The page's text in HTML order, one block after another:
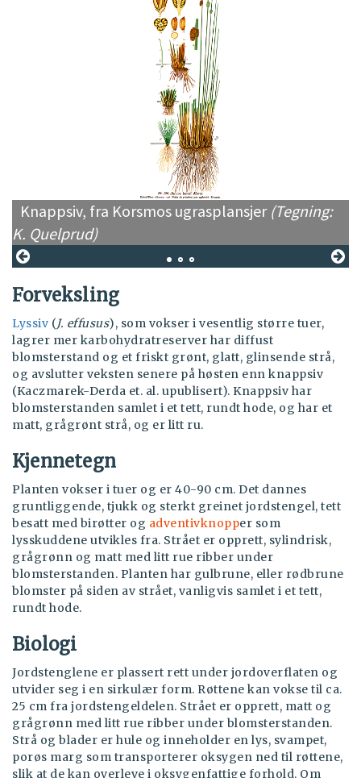
Knappsiv, fra Korsmos ugrasplansjer (Tegning:
K. Quelprud)
Forveksling
Lyssiv (J. effusus), som vokser i vesentlig større tuer,
lagrer mer karbohydratreserver har diffust
blomsterstand og et friskt grønt, glatt, glinsende strå,
og avslutter veksten senere på høsten enn knappsiv
(Kaczmarek-Derda et. al. upublisert). Knappsiv har
blomsterstanden samlet i et tett, rundt hode, og har et
matt, grågrønt strå, og er litt ru.
Kjennetegn
Planten vokser i tuer og er 40-90 cm. Det dannes
gruntliggende, tjukk og sterkt greinet jordstengel, tett
besatt med birøtter og adventivknopper som
lysskuddene utvikles fra. Strået er opprett, sylindrisk,
grågrønn og matt med litt rue ribber under
blomsterstanden. Planten har gulbrune, eller rødbrune
blomster på siden av strået, vanligvis samlet i et tett,
rundt hode.
Biologi
Jordstenglene er plassert rett under jordoverflaten og
utvider seg i en sirkulær form. Røttene kan vokse til ca.
25 cm fra jordstengeldelen. Strået er opprett, matt og
grågrønn med litt rue ribber under blomsterstanden.
Strå og blader er hule og inneholder en lys, svampet,
porøs marg som transporterer oksygen ned til røttene,
slik at de kan overleve i oksygenfattige forhold. Om